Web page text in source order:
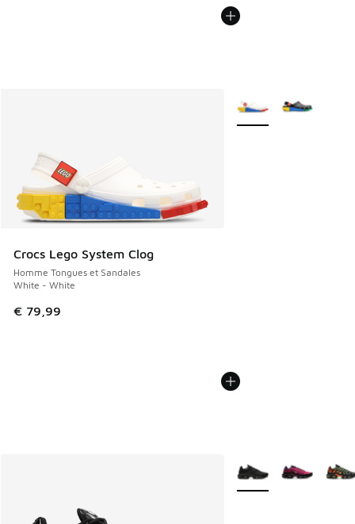
Crocs Lego System Clog
Homme Tongues et Sandales
White - White
€ 79,99
Plus de couleurs
Plus de couleurs